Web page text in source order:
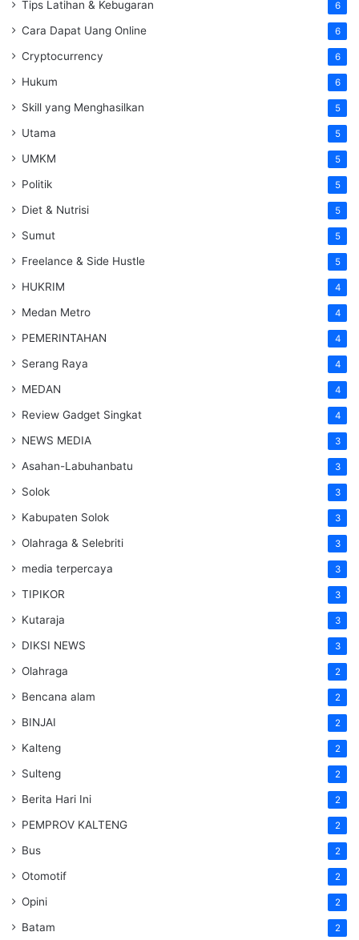
Tips Latihan & Kebugaran 6
Cara Dapat Uang Online 6
Cryptocurrency 6
Hukum 6
Skill yang Menghasilkan 5
Utama 5
UMKM 5
Politik 5
Diet & Nutrisi 5
Sumut 5
Freelance & Side Hustle 5
HUKRIM 4
Medan Metro 4
PEMERINTAHAN 4
Serang Raya 4
MEDAN 4
Review Gadget Singkat 4
NEWS MEDIA 3
Asahan-Labuhanbatu 3
Solok 3
Kabupaten Solok 3
Olahraga & Selebriti 3
media terpercaya 3
TIPIKOR 3
Kutaraja 3
DIKSI NEWS 3
Olahraga 2
Bencana alam 2
BINJAI 2
Kalteng 2
Sulteng 2
Berita Hari Ini 2
PEMPROV KALTENG 2
Bus 2
Otomotif 2
Opini 2
Batam 2